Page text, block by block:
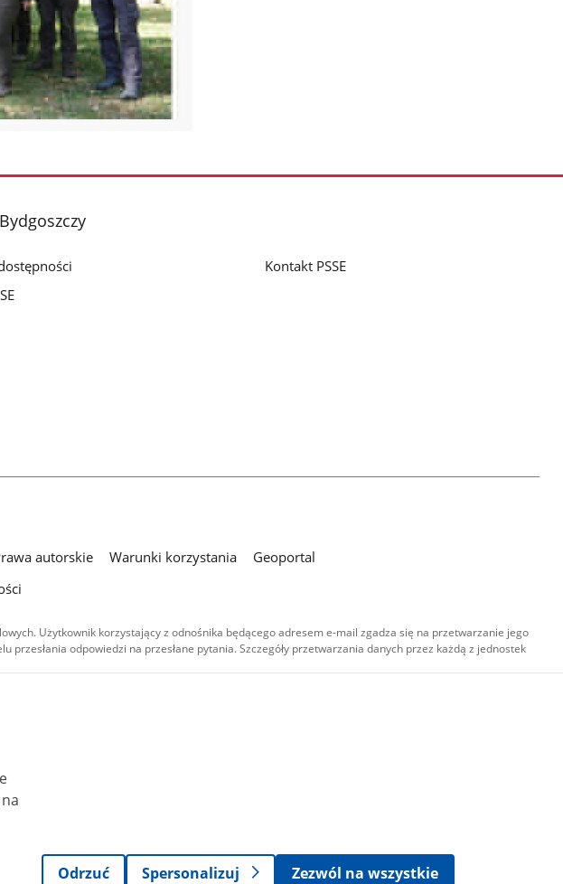
Kontakt PSSE
autorskie Warunki korzystania
Geoportal
Użytkownik korzystający z odnośnika będącego adresem e-mail zgadza się na przetwarzanie jego
odpowiedzi na przesłane pytania. Szczegóły przetwarzania danych przez każdą z jednostek
są
- na tych samych
materiały audio i wideo,
użycie niekomercyjne -
inaczej.
Odrzuć
Spersonalizuj Zezwól na wszystkie